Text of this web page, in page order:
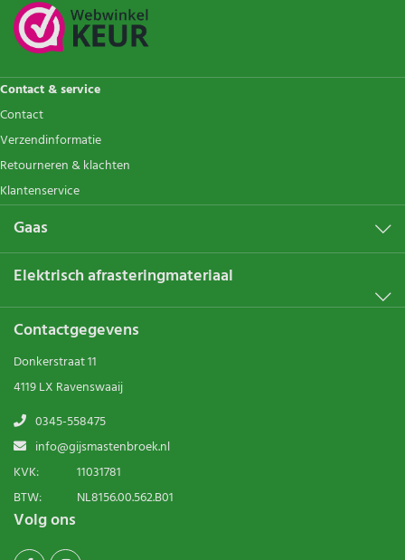
Contact & service
Contact
Verzendinformatie
Retourneren & klachten
Klantenservice
Gaas
Elektrisch afrasteringmateriaal
Contactgegevens
Donkerstraat 11
4119 LX Ravenswaaij
0345-558475
info@gijsmastenbroek.nl
KVK:
11031781
BTW:
NL8156.00.562.B01
Volg ons